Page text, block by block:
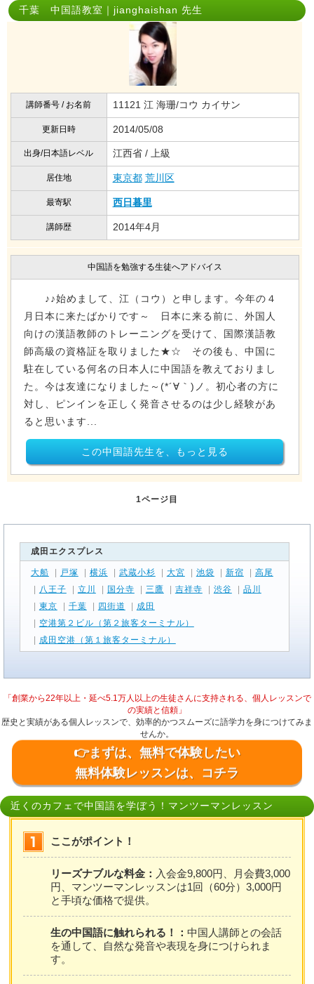
千葉 中国語教室｜jianghaishan 先生
講師番号 / お名前 11121 江 海珊/コウ カイサン
更新日時 2014/05/08
出身/日本語レベル 江西省 / 上級
居住地 東京都 荒川区
最寄駅 西日暮里
講師歴 2014年4月
中国語を勉強する生徒へアドバイス
♪♪始めまして、江（コウ）と申します。今年の４
月日本に来たばかりです～ 日本に来る前に、外国人
向けの漢語教師のトレーニングを受けて、国際漢語教
師高級の資格証を取りました★☆ その後も、中国に
駐在している何名の日本人に中国語を教えておりまし
た。今は友達になりました～(*´∀｀)ノ。初心者の方に
対し、ピンインを正しく発音させるのは少し経験があ
ると思います...
この中国語先生を、もっと見る
1ページ目
成田エクスプレス
大船 | 戸塚 | 横浜 | 武蔵小杉 | 大宮 | 池袋 | 新宿 | 高尾
| 八王子 | 立川 | 国分寺 | 三鷹 | 吉祥寺 | 渋谷 | 品川
| 東京 | 千葉 | 四街道 | 成田
| 空港第２ビル（第２旅客ターミナル）
| 成田空港（第１旅客ターミナル）
「創業から22年以上・延べ5.1万人以上の生徒さんに支持される、個人レッスンで
の実績と信頼」
歴史と実績がある個人レッスンで、効率的かつスムーズに語学力を身につけてみま
せんか。
👉まずは、無料で体験したい
無料体験レッスンは、コチラ
近くのカフェで中国語を学ぼう！マンツーマンレッスン
ここがポイント！
リーズナブルな料金： 入会金9,800円、月会費3,000
円、マンツーマンレッスンは1回（60分）3,000円
と手頃な価格で提供。
生の中国語に触れられる！：中国人講師との会話
を通して、自然な発音や表現を身につけられま
す。